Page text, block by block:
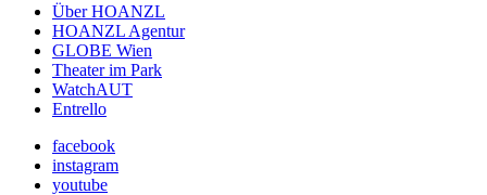
Über HOANZL
HOANZL Agentur
GLOBE Wien
Theater im Park
WatchAUT
Entrello
facebook
instagram
youtube